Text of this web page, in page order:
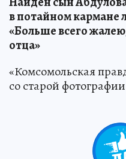
в потайном
«Больше всего
отца»
«Комсомольская
со старой